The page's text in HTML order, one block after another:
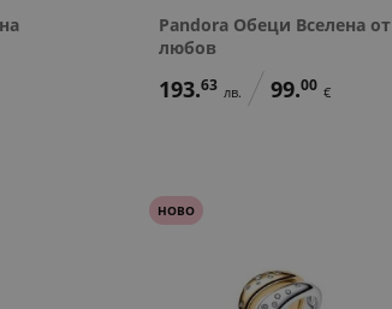
Pandora Обеци Вселена от
любов
193.63 лв. 99.00 €
НОВО